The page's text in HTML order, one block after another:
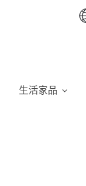
生活家品